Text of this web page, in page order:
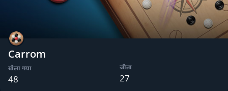
Carrom
खेला गया
48
जीता
27